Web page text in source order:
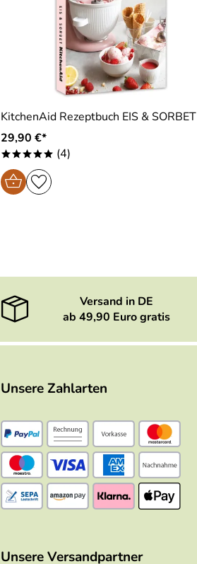
KitchenAid Rezeptbuch EIS & SORBET
29,90 €*
***** (4)
Versand in DE
ab 49,90 Euro gratis
Unsere Zahlarten
Unsere Versandpartner